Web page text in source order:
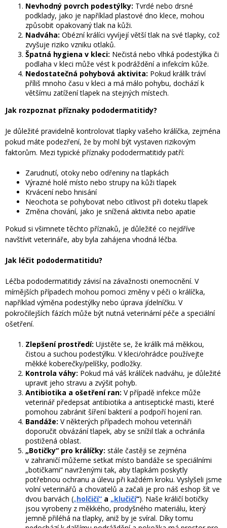
Nevhodný povrch podestýlky: Tvrdé nebo drsné
podklady, jako je například plastové dno klece, mohou
způsobit opakovaný tlak na kůži.
Nadváha: Obézní králíci vyvíjejí větší tlak na své tlapky, což
zvyšuje riziko vzniku otlaků.
Špatná hygiena v kleci: Nečistá nebo vlhká podestýlka či
podlaha v kleci může vést k podráždění a infekcím kůže.
Nedostatečná pohybová aktivita: Pokud králík tráví
příliš mnoho času v kleci a má málo pohybu, dochází k
většímu zatížení tlapek na stejných místech.
Jak rozpoznat příznaky pododermatitidy?
Je důležité pravidelně kontrolovat tlapky vašeho králíčka, zejména
pokud máte podezření, že by mohl být vystaven rizikovým
faktorům. Mezi typické příznaky pododermatitidy patří:
Zarudnutí, otoky nebo odřeniny na tlapkách
Výrazné holé místo nebo strupy na kůži tlapek
Krvácení nebo hnisání
Neochota se pohybovat nebo citlivost při doteku tlapek
Změna chování, jako je snížená aktivita nebo apatie
Pokud si všimnete těchto příznaků, je důležité co nejdříve
navštívit veterináře, aby byla zahájena vhodná léčba.
Jak léčit pododermatitidu?
Léčba pododermatitidy závisí na závažnosti onemocnění. V
mírnějších případech mohou pomoci změny v péči o králíčka,
například výměna podestýlky nebo úprava jídelníčku. V
pokročilejších fázích může být nutná veterinární péče a speciální
ošetření.
Zlepšení prostředí: Ujistěte se, že králík má měkkou,
čistou a suchou podestýlku. V kleci/ohrádce používejte
měkké koberečky/pelíšky, podložky.
Kontrola váhy: Pokud má váš králíček nadváhu, je důležité
upravit jeho stravu a zvýšit pohyb.
Antibiotika a ošetření ran: V případě infekce může
veterinář předepsat antibiotika a antiseptické masti, které
pomohou zabránit šíření bakterií a podpoří hojení ran.
Bandáže: V některých případech mohou veterináři
doporučit obvázání tlapek, aby se snížil tlak a ochránila
postižená oblast.
„Botičky“ pro králíčky: stále častěji se zejména
v zahraničí můžeme setkat místo bandáže se speciálními
„botičkami“ navrženými tak, aby tlapkám poskytly
potřebnou ochranu a úlevu při každém kroku. Vyslyšeli jsme
volní veterinářů a chovatelů a začali je pro náš eshop šít ve
dvou barvách („holčičí“ a „klučičí“). Naše králičí botičky
jsou vyrobeny z měkkého, prodyšného materiálu, který
jemně přiléhá na tlapky, aniž by je svíral. Díky tomu